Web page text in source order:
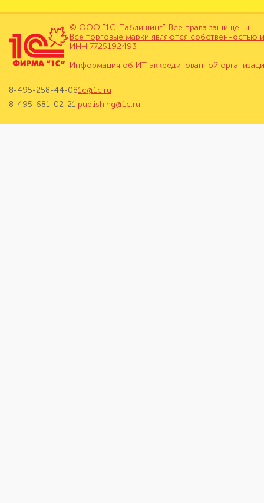
© ООО "1С-Паблишинг". Все права защищены.
Все торговые марки являются собственностью
ИНН 7725192493
Информация об ИТ-аккредитованной
8-495-258-44-08
8-495-681-02-21
1c@1c.ru
publishing@1c.ru